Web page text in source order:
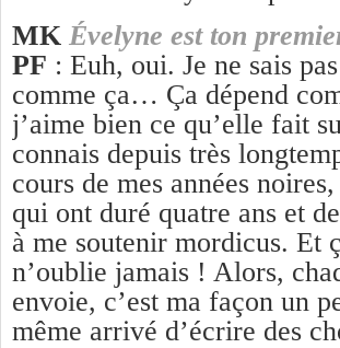
MK Évelyne est ton
PF : Euh, oui. Je ne sais
comme ça… Ça dépend
j’aime bien ce qu’elle fait
connais depuis très
cours de mes années
qui ont duré quatre ans et
à me soutenir mordicus. Et
n’oublie jamais ! Alors,
envoie, c’est ma façon un
même arrivé d’écrire des